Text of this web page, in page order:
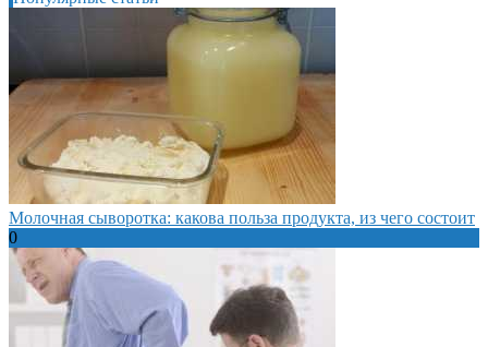
Молочная сыворотка: какова польза продукта, из чего состоит
0